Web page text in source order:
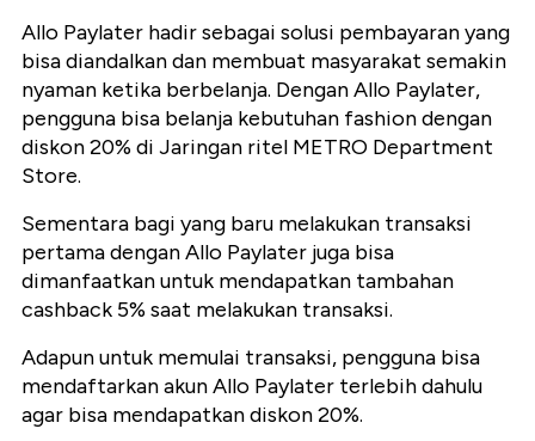
Allo Paylater hadir sebagai solusi pembayaran yang
bisa diandalkan dan membuat masyarakat semakin
nyaman ketika berbelanja. Dengan Allo Paylater,
pengguna bisa belanja kebutuhan fashion dengan
diskon 20% di Jaringan ritel METRO Department
Store.
Sementara bagi yang baru melakukan transaksi
pertama dengan Allo Paylater juga bisa
dimanfaatkan untuk mendapatkan tambahan
cashback 5% saat melakukan transaksi.
Adapun untuk memulai transaksi, pengguna bisa
mendaftarkan akun Allo Paylater terlebih dahulu
agar bisa mendapatkan diskon 20%.